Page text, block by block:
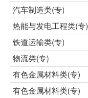
汽车制造类(专)
热能与发电工程类(专)
铁道运输类(专)
物流类(专)
有色金属材料类(专)
有色金属材料类(专)